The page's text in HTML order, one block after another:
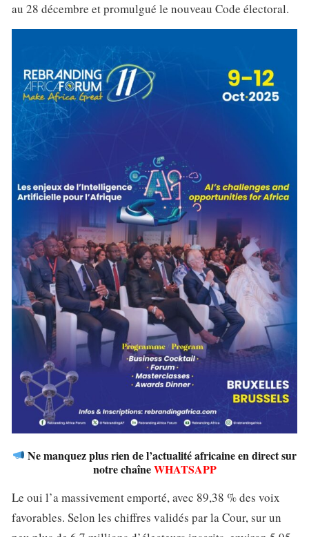
au 28 décembre et promulgué le nouveau Code électoral.
Ne manquez plus rien de l’actualité africaine en direct sur
notre chaîneWHATSAPP
Le oui l’a massivement emporté, avec 89,38 % des voix
favorables. Selon les chiffres validés par la Cour, sur un